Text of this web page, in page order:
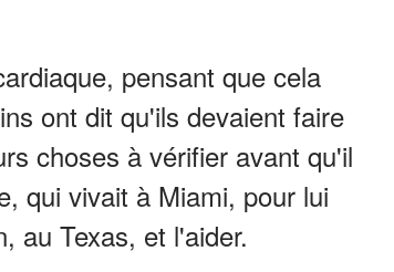
pensant que cela
ont dit qu'ils devaient faire
choses à vérifier avant qu'il
qui vivait à Miami, pour lui
au Texas, et l'aider.